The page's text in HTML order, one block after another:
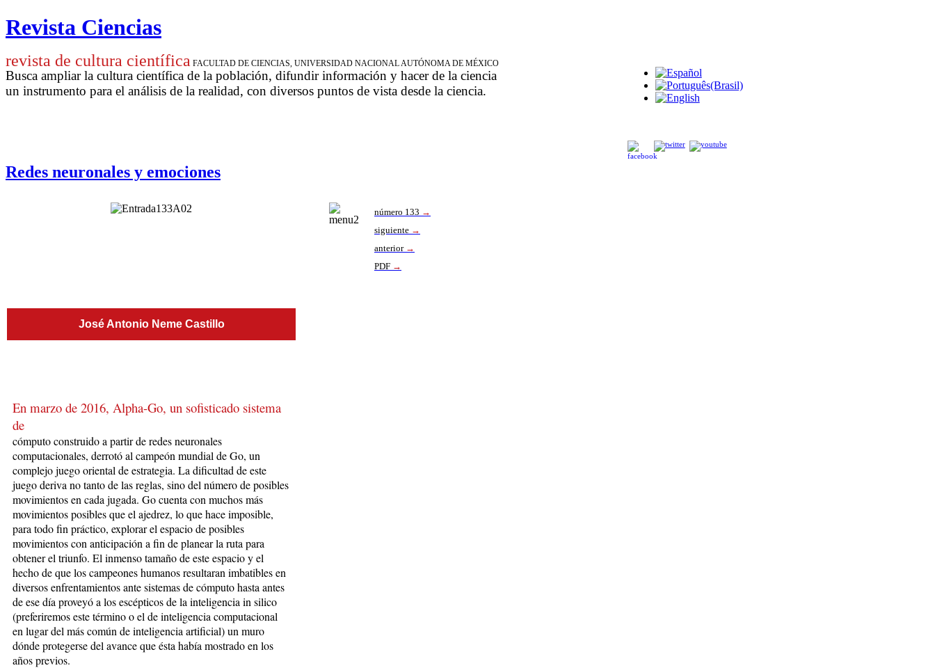
Revista Ciencias
revista de cultura científica FACULTAD DE CIENCIAS, UNIVERSIDAD NACIONAL AUTÓNOMA DE MÉXICO
Busca ampliar la cultura científica de la población, difundir información y hacer de la ciencia
un instrumento para el análisis de la realidad, con diversos puntos de vista desde la ciencia.
Redes neuronales y emociones
número 133 →
siguiente →
anterior →
PDF →
José Antonio Neme Castillo
En marzo de 2016, Alpha-Go, un sofisticado sistema
de
cómputo construido a partir de redes neuronales
computacionales, derrotó al campeón mundial de Go, un
complejo juego oriental de estrategia. La dificultad de este
juego deriva no tanto de las reglas, sino del número de posibles
movimientos en cada jugada. Go cuenta con muchos más
movimientos posibles que el ajedrez, lo que hace imposible,
para todo fin práctico, explorar el espacio de posibles
movimientos con anticipación a fin de planear la ruta para
obtener el triunfo. El inmenso tamaño de este espacio y el
hecho de que los campeones humanos resultaran imbatibles en
diversos enfrentamientos ante sistemas de cómputo hasta antes
de ese día proveyó a los escépticos de la inteligencia in silico
(preferiremos este término o el de inteligencia computacional
en lugar del más común de inteligencia artificial) un muro
dónde protegerse del avance que ésta había mostrado en los
años previos.